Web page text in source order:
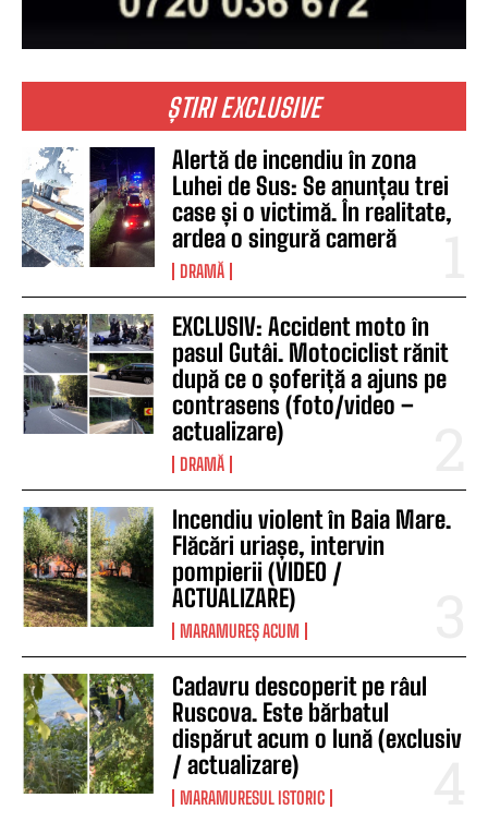
ȘTIRI EXCLUSIVE
Alertă de incendiu în zona
Luhei de Sus: Se anunțau trei
case și o victimă. În realitate,
ardea o singură cameră
DRAMĂ
EXCLUSIV: Accident moto în
pasul Gutâi. Motociclist rănit
după ce o șoferiță a ajuns pe
contrasens (foto/video –
actualizare)
DRAMĂ
Incendiu violent în Baia Mare.
Flăcări uriașe, intervin
pompierii (VIDEO /
ACTUALIZARE)
MARAMUREȘ ACUM
Cadavru descoperit pe râul
Ruscova. Este bărbatul
dispărut acum o lună (exclusiv
/ actualizare)
MARAMURESUL ISTORIC